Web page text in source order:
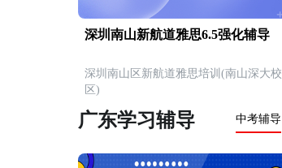
深圳南山新航道雅思6.5强化辅导
深圳南山区新航道雅思培训(南山深大校
区)
广东学习辅导 中考辅导